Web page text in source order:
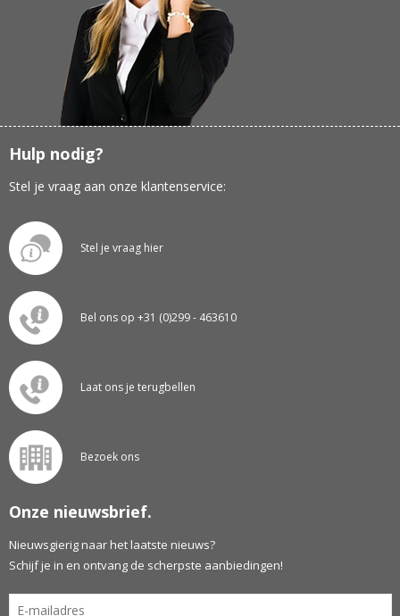
Hulp nodig?
Stel je vraag aan onze klantenservice:
Stel je vraag hier
Bel ons op +31 (0)299 - 463610
Laat ons je terugbellen
Bezoek ons
Onze nieuwsbrief.
Nieuwsgierig naar het laatste nieuws?
Schijf je in en ontvang de scherpste aanbiedingen!